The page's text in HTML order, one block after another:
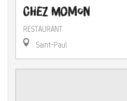
Chez Momon
RESTAURANT
Saint-Paul